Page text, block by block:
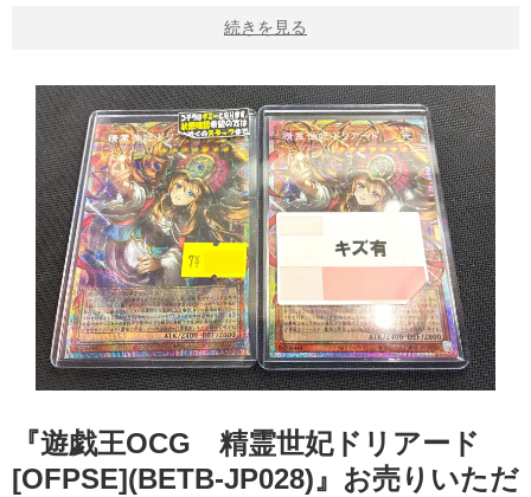
続きを見る
『遊戯王OCG 精霊世妃ドリアード
[OFPSE](BETB-JP028)』お売りいただ